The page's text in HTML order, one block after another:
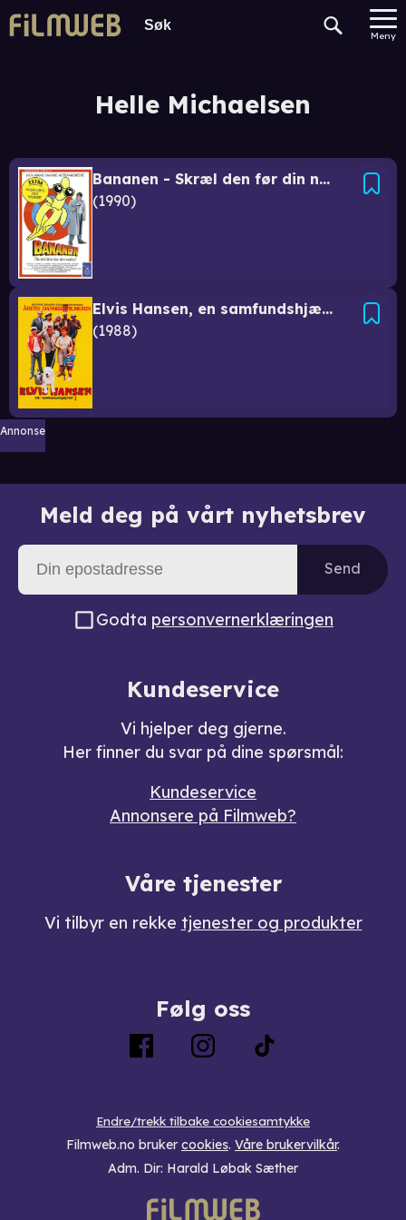
Meny
Helle Michaelsen
Bananen - Skræl den før din nabo!
1990
Elvis Hansen, en samfundshjælper
1988
Annonse
Meld deg på vårt nyhetsbrev
Send
Godta personvernerklæringen
Kundeservice
Vi hjelper deg gjerne.
Her finner du svar på dine spørsmål:
Kundeservice
Annonsere på Filmweb?
Våre tjenester
Vi tilbyr en rekke tjenester og produkter
Følg oss
Endre/trekk tilbake cookiesamtykke
Filmweb.no bruker cookies. Våre brukervilkår.
Adm. Dir: Harald Løbak Sæther